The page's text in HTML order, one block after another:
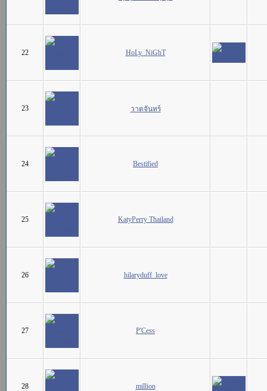
22 HoLy_NiGhT
23 วาดจันทร์
24 Bestified
25 KatyPerry Thailand
26 hilaryduff_love
27 P'Cess
28 million